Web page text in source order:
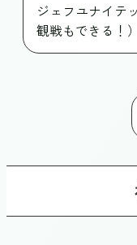
ジェフユナイテ
観戦もできる！）